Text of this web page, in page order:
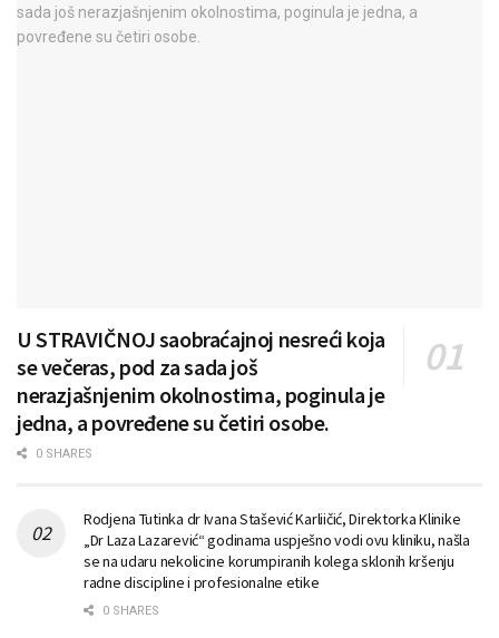
U STRAVIČNOJ saobraćajnoj nesreći koja
se večeras, pod za sada još
nerazjašnjenim okolnostima, poginula je
jedna, a povređene su četiri osobe.
0 SHARES
Rodjena Tutinka dr Ivana Stašević Karliičić, Direktorka Klinike
„Dr Laza Lazarević“ godinama uspješno vodi ovu kliniku, našla
se na udaru nekolicine korumpiranih kolega sklonih kršenju
radne discipline i profesionalne etike
0 SHARES